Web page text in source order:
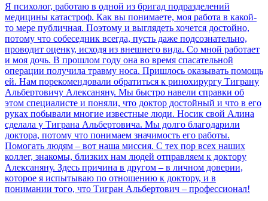
Я психолог, работаю в одной из бригад подразделений
медицины катастроф. Как вы понимаете, моя работа в какой-
то мере публичная. Поэтому и выглядеть хочется достойно,
потому что собеседник всегда, пусть даже подсознательно,
проводит оценку, исходя из внешнего вида. Со мной работает
и моя дочь. В прошлом году она во время спасательной
операции получила травму носа. Пришлось оказывать помощь
ей. Нам порекомендовали обратиться к ринохирургу Тиграну
Альбертовичу Алексаняну. Мы быстро навели справки об
этом специалисте и поняли, что доктор достойный и что в его
руках побывали многие известные люди. Носик свой Алина
сделала у Тиграна Альбертовича. Мы долго благодарили
доктора, потому что понимаем значимость его работы.
Помогать людям – вот наша миссия. С тех пор всех наших
коллег, знакомы, близких нам людей отправляем к доктору
Алексаняну. Здесь причина в другом – в личном доверии,
которое я испытываю по отношению к доктору, и в
понимании того, что Тигран Альбертович – профессионал!